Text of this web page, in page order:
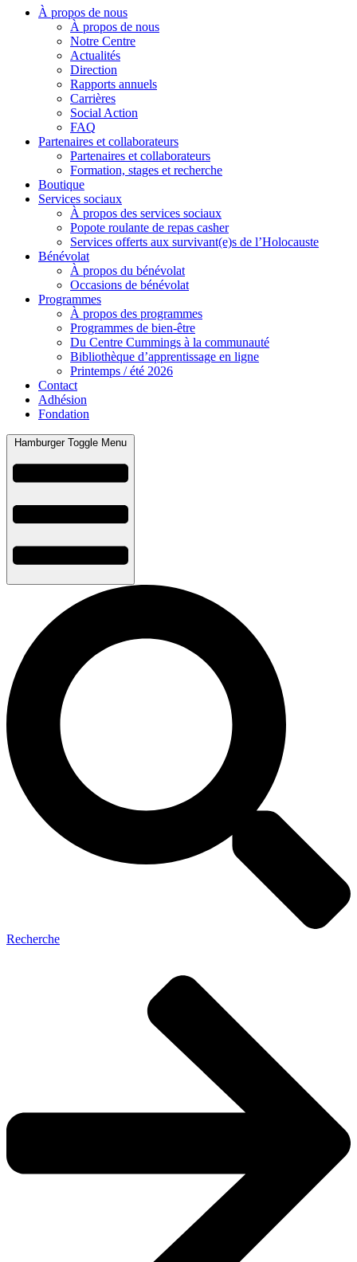
À propos de nous
À propos de nous
Notre Centre
Actualités
Direction
Rapports annuels
Carrières
Social Action
FAQ
Partenaires et collaborateurs
Partenaires et collaborateurs
Formation, stages et recherche
Boutique
Services sociaux
À propos des services sociaux
Popote roulante de repas casher
Services offerts aux survivant(e)s de l’Holocauste
Bénévolat
À propos du bénévolat
Occasions de bénévolat
Programmes
À propos des programmes
Programmes de bien-être
Du Centre Cummings à la communauté
Bibliothèque d’apprentissage en ligne
Printemps / été 2026
Contact
Adhésion
Fondation
Hamburger Toggle Menu
Recherche